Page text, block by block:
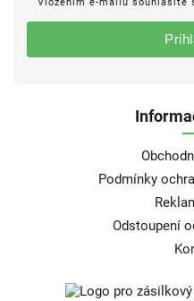
Podmínky
Odstoupení